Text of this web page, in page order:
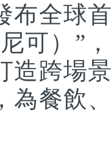
布全球
可）”
造跨場
為餐飲